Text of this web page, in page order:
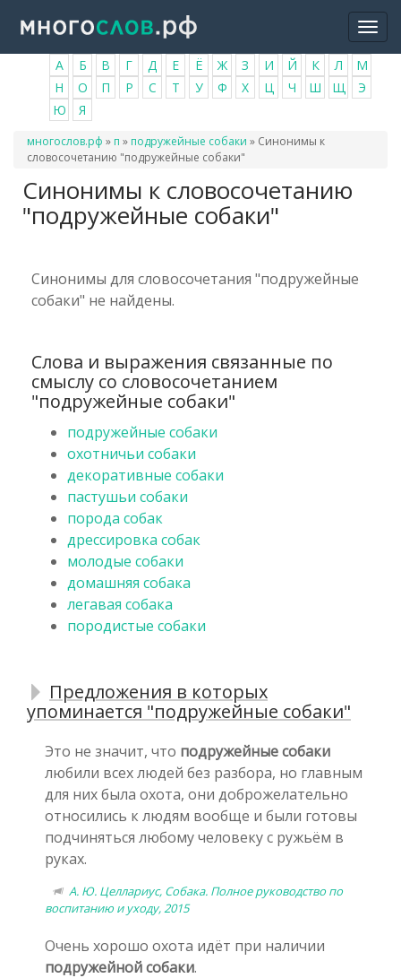
основному
содержанию
А Б В Г Д Е Ё Ж З И Й К Л
М
Н
О П Р С Т У Ф Х Ц Ч Ш Щ
Э
Ю
Я
Вы
здесь
многослов.рф » п » подружейные собаки » Синонимы к
словосочетанию "подружейные собаки"
Синонимы к словосочетанию
"подружейные собаки"
Синонимы для словосочетания "подружейные
собаки" не найдены.
Слова и выражения связанные по
смыслу со словосочетанием
"подружейные собаки"
подружейные собаки
охотничьи собаки
декоративные собаки
пастушьи собаки
порода собак
дрессировка собак
молодые собаки
домашняя собака
легавая собака
породистые собаки
Предложения в которых
упоминается "подружейные собаки"
Это не значит, что подружейные собаки
любили всех людей без разбора, но главным
для них была охота, они доброжелательно
относились к людям вообще и были готовы
подчиняться любому человеку с ружьём в
руках.
А. Ю. Целлариус, Cобака. Полное руководство по
воспитанию и уходу, 2015
Очень хорошо охота идёт при наличии
подружейной собаки.